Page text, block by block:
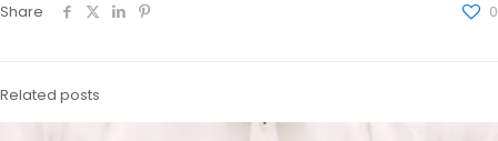
Share 0
Related posts